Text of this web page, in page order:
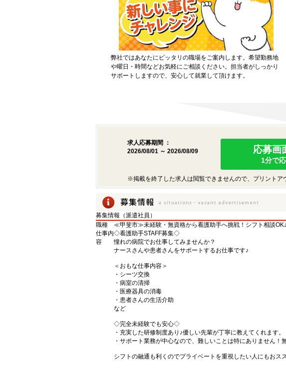
弊社ではあなたにピッタリの職場をご案内します。希望勤務地
や曜日・時間などお気軽にご相談ください。担当者がしっかり
サポートしますので、安心して就業して頂けます。
求人応募期間 ：
2026/08/01 ～ 2026/08/09
応募画
1分で
※掲載を終了した求人は閲覧できませんので、プリントア
募集情報（派遣社員）
職種
≪甲斐市≫未経験・無資格から看護助手へ挑戦！シフト相談OK♪
仕事内
容
◇看護助手STAFF募集◇
憧れの病院でお仕事してみませんか？
ナースさんや患者さんをサポートするお仕事です♪
＜おもな仕事内容＞
・シーツ交換
・病室の清掃
・医療器具の消毒
・患者さんの生活介助
など
◇完全未経験でも安心◇
・充実した研修制度あり♪優しい先輩が丁寧に教えてくれます。
・サポート業務が中心なので、難しいことは特にありません！
シフトの融通も利くのでプライベートを重視したい人にもおス